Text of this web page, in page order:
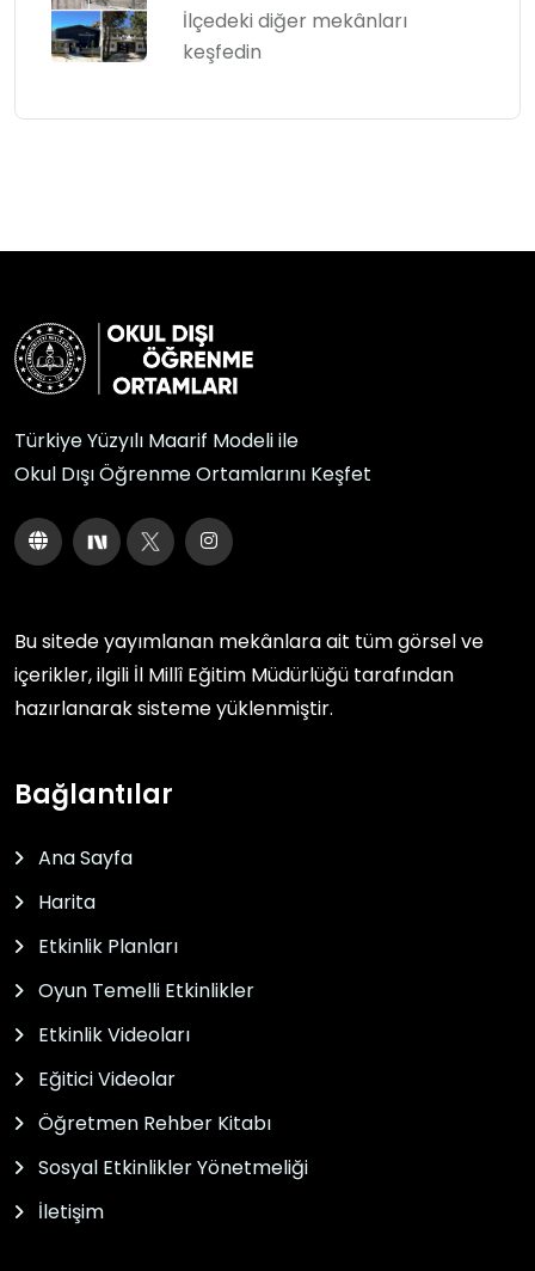
İlçedeki diğer mekânları
keşfedin
Türkiye Yüzyılı Maarif Modeli ile
Okul Dışı Öğrenme Ortamlarını Keşfet
Bu sitede yayımlanan mekânlara ait tüm görsel ve
içerikler, ilgili İl Millî Eğitim Müdürlüğü tarafından
hazırlanarak sisteme yüklenmiştir.
Bağlantılar
Ana Sayfa
Harita
Etkinlik Planları
Oyun Temelli Etkinlikler
Etkinlik Videoları
Eğitici Videolar
Öğretmen Rehber Kitabı
Sosyal Etkinlikler Yönetmeliği
İletişim